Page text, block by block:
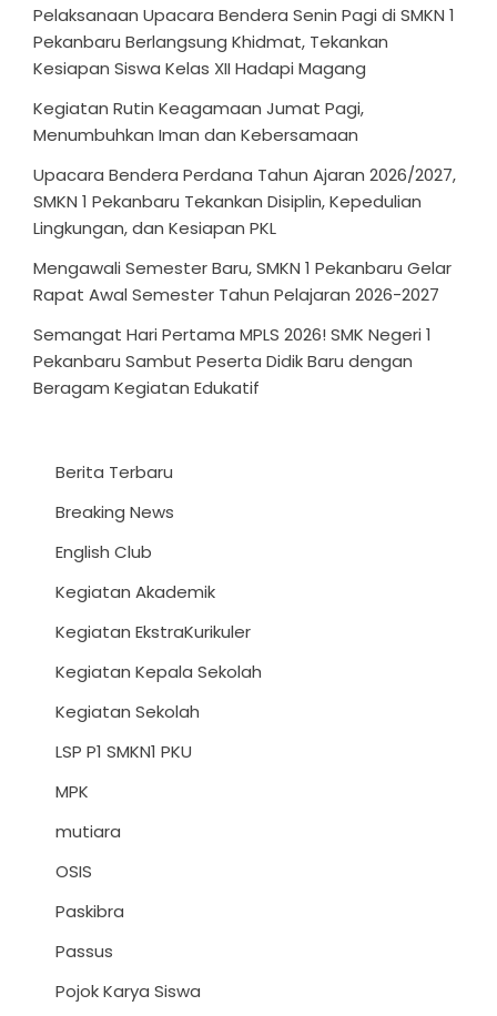
Pelaksanaan Upacara Bendera Senin Pagi di SMKN 1
Pekanbaru Berlangsung Khidmat, Tekankan
Kesiapan Siswa Kelas XII Hadapi Magang
Kegiatan Rutin Keagamaan Jumat Pagi,
Menumbuhkan Iman dan Kebersamaan
Upacara Bendera Perdana Tahun Ajaran 2026/2027,
SMKN 1 Pekanbaru Tekankan Disiplin, Kepedulian
Lingkungan, dan Kesiapan PKL
Mengawali Semester Baru, SMKN 1 Pekanbaru Gelar
Rapat Awal Semester Tahun Pelajaran 2026-2027
Semangat Hari Pertama MPLS 2026! SMK Negeri 1
Pekanbaru Sambut Peserta Didik Baru dengan
Beragam Kegiatan Edukatif
Berita Terbaru
Breaking News
English Club
Kegiatan Akademik
Kegiatan EkstraKurikuler
Kegiatan Kepala Sekolah
Kegiatan Sekolah
LSP P1 SMKN1 PKU
MPK
mutiara
OSIS
Paskibra
Passus
Pojok Karya Siswa